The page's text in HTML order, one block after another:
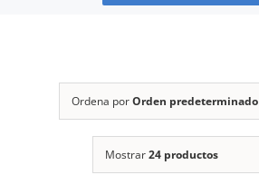
Ordena porOrden predeterminado
Mostrar24 productos